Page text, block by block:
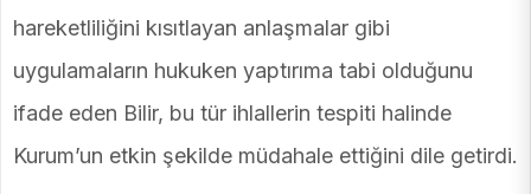
hareketliliğini kısıtlayan anlaşmalar gibi
uygulamaların hukuken yaptırıma tabi olduğunu
ifade eden Bilir, bu tür ihlallerin tespiti halinde
Kurum’un etkin şekilde müdahale ettiğini dile getirdi.